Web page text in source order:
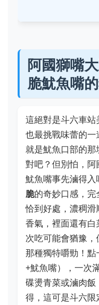
阿國獅嘴
脆魷魚嘴
這絕對是斗六車站
也最挑戰味蕾的一
就是魷魚口部的
對吧？但別怕，
魷魚嘴事先滷得
脆的奇妙口感，
恰到好處，濃稠
香氣，裡面還有
次吃可能會猶豫
那種獨特嚼勁！
+魷魚嘴），一次
碟燙青菜或滷肉
得，這可是斗六